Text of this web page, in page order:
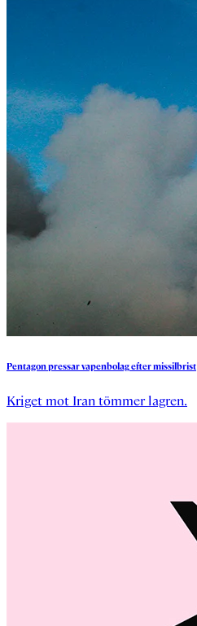
Pentagonpressarvapenbolageftermissilbrist
Kriget mot Iran tömmer lagren.